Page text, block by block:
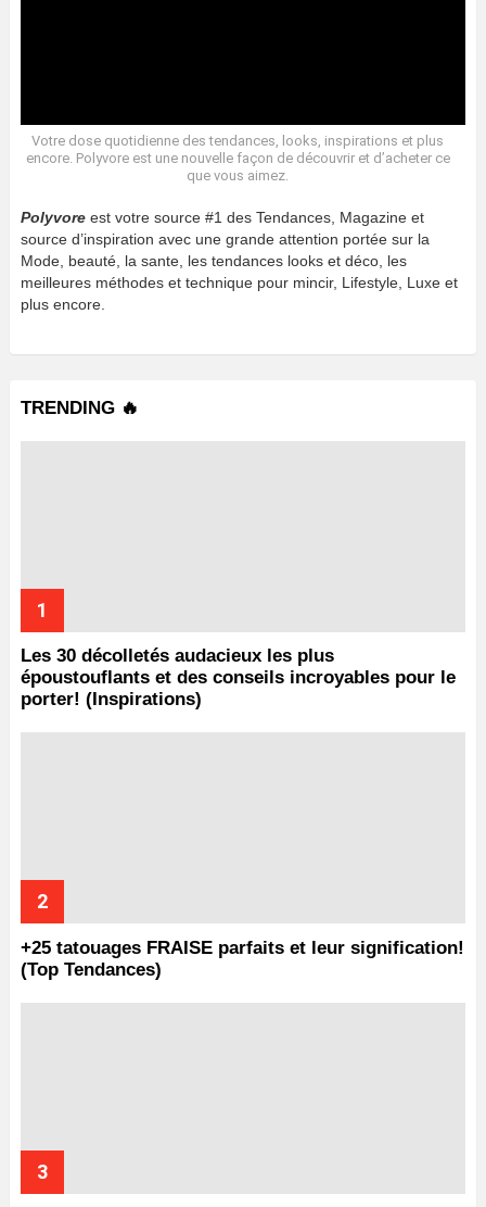
Votre dose quotidienne des tendances, looks, inspirations et plus
encore. Polyvore est une nouvelle façon de découvrir et d’acheter ce
que vous aimez.
Polyvore est votre source #1 des Tendances, Magazine et
source d’inspiration avec une grande attention portée sur la
Mode, beauté, la sante, les tendances looks et déco, les
meilleures méthodes et technique pour mincir, Lifestyle, Luxe et
plus encore.
TRENDING 🔥
Les 30 décolletés audacieux les plus
époustouflants et des conseils incroyables pour le
porter! (Inspirations)
+25 tatouages ​​FRAISE parfaits et leur signification!
(Top Tendances)